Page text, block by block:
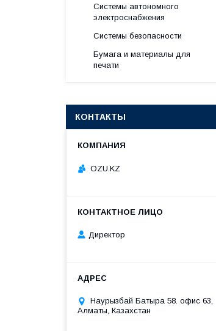
Системы автономного
электроснабжения
Системы безопасности
Бумага и материалы для
печати
КОНТАКТЫ
OZU.KZ
Директор
Наурызбай Батыра 58. офис 63,
Алматы, Казахстан